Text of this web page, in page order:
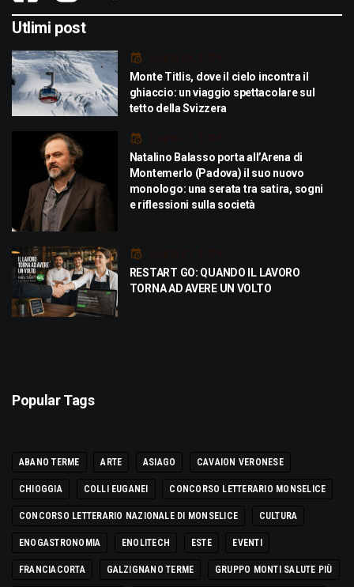
Utlimi post
Luglio 29, 2026
Monte Titlis, dove il cielo incontra il
ghiaccio: un viaggio spettacolare sul
tetto della Svizzera
Luglio 21, 2026
Natalino Balasso porta all’Arena di
Montemerlo (Padova) il suo nuovo
monologo: una serata tra satira, sogni
e riflessioni sulla società
Luglio 21, 2026
RESTART GO: QUANDO IL LAVORO
TORNA AD AVERE UN VOLTO
Popular Tags
ABANO TERME ARTE ASIAGO CAVAION VERONESE
CHIOGGIA COLLI EUGANEI CONCORSO LETTERARIO MONSELICE
CONCORSO LETTERARIO NAZIONALE DI MONSELICE CULTURA
ENOGASTRONOMIA ENOLITECH ESTE EVENTI
FRANCIACORTA GALZIGNANO TERME GRUPPO MONTI SALUTE PIÙ